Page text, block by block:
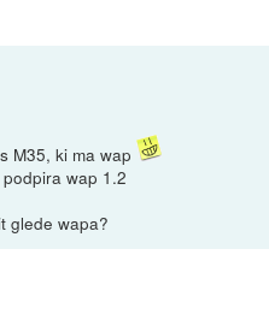
M35, ki ma wap
wap 1.2
glede wapa?